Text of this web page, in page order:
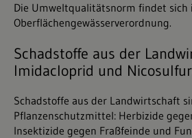
Die Umweltqualitätsnorm findet sich
Oberflächengewässerverordnung.
Schadstoffe aus der
Imidacloprid und
Schadstoffe aus der Landwirtschaft
Pflanzenschutzmittel: Herbizide
Insektizide gegen Fraßfeinde und